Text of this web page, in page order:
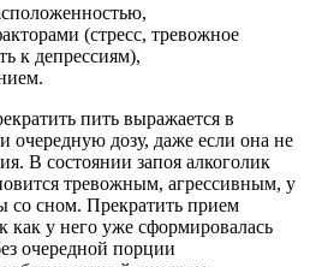
(стресс, тревожное
к депрессиям),
пить выражается в
очередную дозу, даже если она не
В состоянии запоя алкоголик
тревожным, агрессивным, у
со сном. Прекратить прием
как у него уже сформировалась
очередной порции